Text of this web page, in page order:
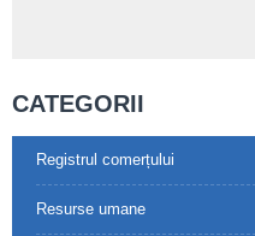
CATEGORII
Registrul comerțului
Resurse umane